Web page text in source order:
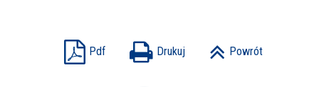
Pdf Drukuj Powrót